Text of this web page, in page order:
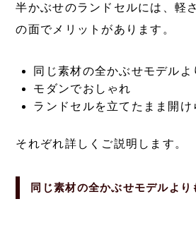
半かぶせのランドセルには、軽
の面でメリットがあります。
同じ素材の全かぶせモデルよ
モダンでおしゃれ
ランドセルを立てたまま開け
それぞれ詳しくご説明します。
同じ素材の全かぶせモデルより